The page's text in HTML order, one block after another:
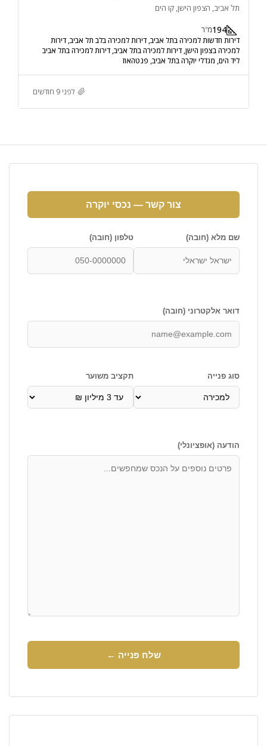
תל אביב, הצפון הישן, קו הים
194מ"ר
דירות חדשות למכירה בתל אביב, דירות למכירה בלב תל אביב, דירות
למכירה בצפון הישן, דירות למכירה בתל אביב, דירות למכירה בתל אביב
ליד הים, מגדלי יוקרה בתל אביב, פנטהאוז
לפני 9 חודשים
צור קשר — נכסי יוקרה
שם מלא (חובה) טלפון (חובה)
דואר אלקטרוני (חובה)
סוג פנייה תקציב משוער
הודעה (אופציונלי)